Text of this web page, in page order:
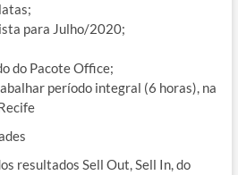
para Julho/2020;
do Pacote Office;
período integral (6 horas), na
resultados Sell Out, Sell In, do